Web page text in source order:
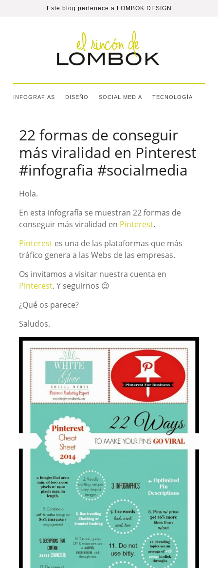
Este blog pertenece a LOMBOK DESIGN
INFOGRAFIAS DISEÑO SOCIAL MEDIA TECNOLOGÍA
22 formas de conseguir
más viralidad en Pinterest
#infografia #socialmedia
Hola.
En esta infografía se muestran 22 formas de
conseguir más viralidad en Pinterest.
Pinterestes una de las plataformas que más
tráfico genera a las Webs de las empresas.
Os invitamos a visitar nuestra cuenta en
Pinterest. Y seguirnos 😉
¿Qué os parece?
Saludos.